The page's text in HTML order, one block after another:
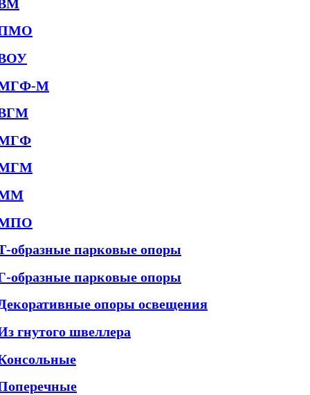
М
образные парковые опоры
образные парковые опоры
опоры освещения
гнутого швеллера